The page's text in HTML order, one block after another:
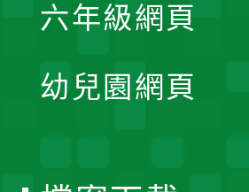
六年級網頁
幼兒園網頁